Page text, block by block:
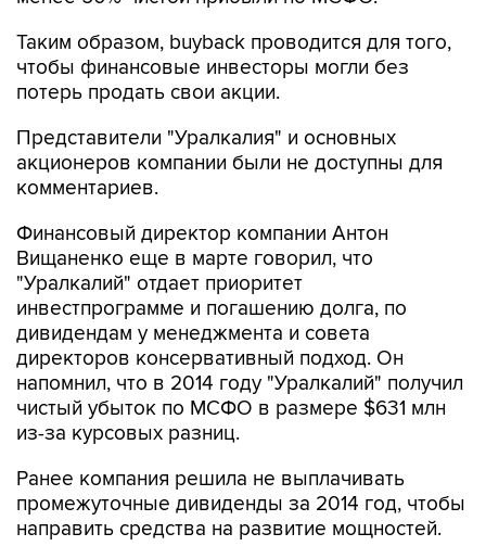
Таким образом, buyback проводится для того,
чтобы финансовые инвесторы могли без
потерь продать свои акции.
Представители "Уралкалия" и основных
акционеров компании были не доступны для
комментариев.
Финансовый директор компании Антон
Вищаненко еще в марте говорил, что
"Уралкалий" отдает приоритет
инвестпрограмме и погашению долга, по
дивидендам у менеджмента и совета
директоров консервативный подход. Он
напомнил, что в 2014 году "Уралкалий" получил
чистый убыток по МСФО в размере $631 млн
из-за курсовых разниц.
Ранее компания решила не выплачивать
промежуточные дивиденды за 2014 год, чтобы
направить средства на развитие мощностей.